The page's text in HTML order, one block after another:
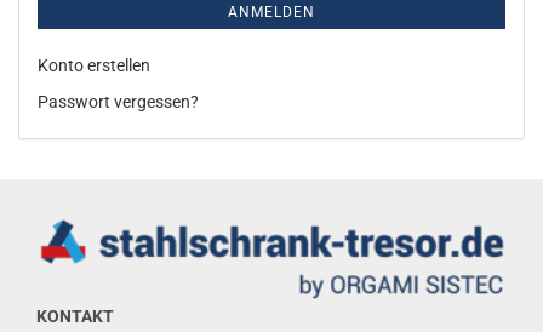
ANMELDEN
Konto erstellen
Passwort vergessen?
KONTAKT